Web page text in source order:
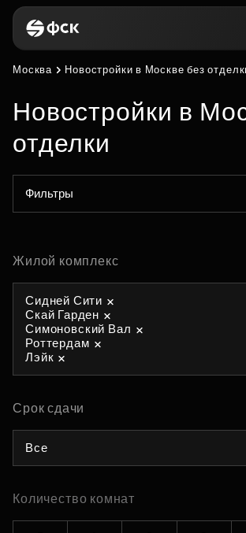
Москва Новостройки в Москве без
Новостройки в
отделки
Фильтры
Жилой комплекс
Сидней Сити
Скай Гарден
Симоновский Вал
Роттердам
Лэйк
Срок сдачи
Все
Количество комнат